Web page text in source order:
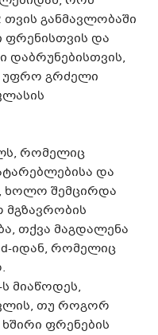
თვის განმავლობაში
და
დაბრუნებისთვის,
უფრო გრძელი
რომელიც
და
ხოლო შემცირდა
მგზავრობის
თქვა მაგდალენა
იდან, რომელიც
მიაწოდეს,
თუ როგორ
ფრენების